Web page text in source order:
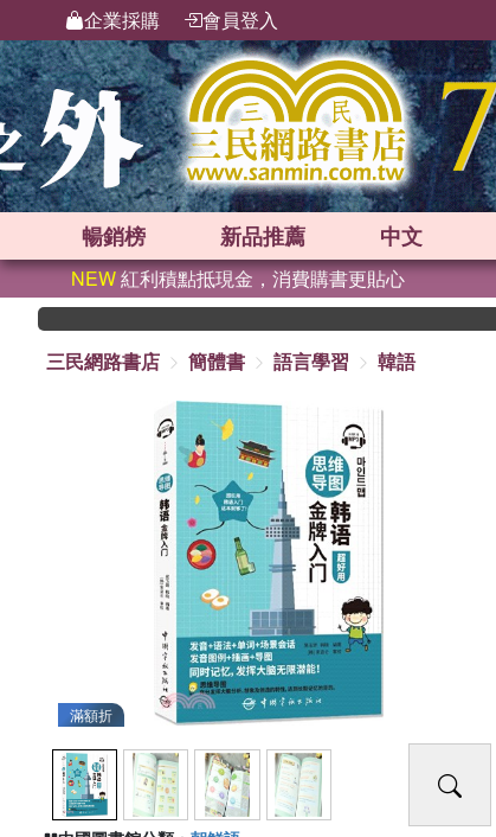
企業採購 會員登入
暢銷榜 新品推薦 中文
NEW紅利積點抵現金，消費購書更貼心
三民網路書店
簡體書 語言學習 韓語
滿額折